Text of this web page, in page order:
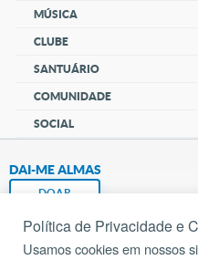
MÚSICA
CLUBE
SANTUÁRIO
COMUNIDADE
SOCIAL
DAI-ME ALMAS
DOAR
Fundação
Política de Privacidade e
Usamos cookies em nossos